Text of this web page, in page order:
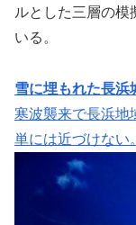
ルとした三層の模
いる。
雪に埋もれた長浜
寒波襲来で長浜地
単には近づけな